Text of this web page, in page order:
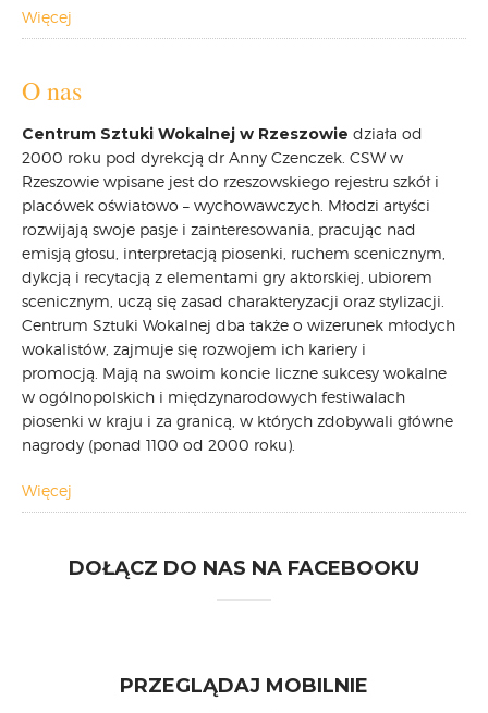
GALERIA
ZGŁOŚ UDZIAŁ
Więcej
O nas
Centrum Sztuki Wokalnej w Rzeszowie działa od
2000 roku pod dyrekcją dr Anny Czenczek. CSW w
Rzeszowie wpisane jest do rzeszowskiego rejestru szkół i
placówek oświatowo – wychowawczych. Młodzi artyści
rozwijają swoje pasje i zainteresowania, pracując nad
emisją głosu, interpretacją piosenki, ruchem scenicznym,
dykcją i recytacją z elementami gry aktorskiej, ubiorem
scenicznym, uczą się zasad charakteryzacji oraz stylizacji.
Centrum Sztuki Wokalnej dba także o wizerunek młodych
wokalistów, zajmuje się rozwojem ich kariery i
promocją. Mają na swoim koncie liczne sukcesy wokalne
w ogólnopolskich i międzynarodowych festiwalach
piosenki w kraju i za granicą, w których zdobywali główne
nagrody (ponad 1100 od 2000 roku).
Więcej
DOŁĄCZ DO NAS NA FACEBOOKU
PRZEGLĄDAJ MOBILNIE